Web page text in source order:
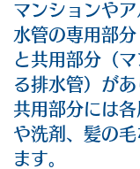
マンションや
水管の専用部分
と共用部分（
る排水管）があ
共用部分には
や洗剤、髪の
ます。